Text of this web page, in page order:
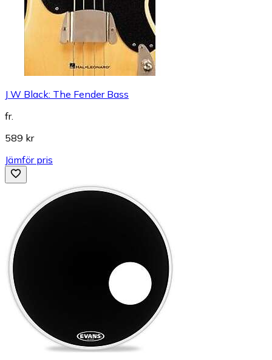
J W Black: The Fender Bass
fr.
589 kr
Jämför pris